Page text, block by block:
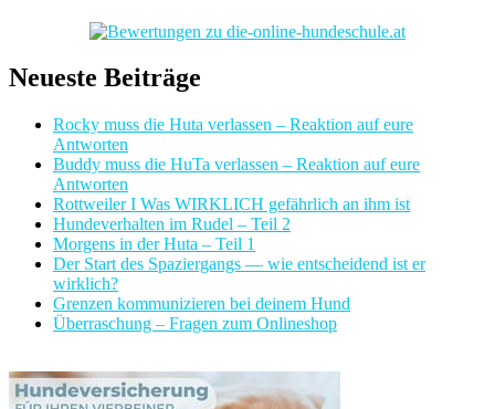
Neueste Beiträge
Rocky muss die Huta verlassen – Reaktion auf eure
Antworten
Buddy muss die HuTa verlassen – Reaktion auf eure
Antworten
Rottweiler I Was WIRKLICH gefährlich an ihm ist
Hundeverhalten im Rudel – Teil 2
Morgens in der Huta – Teil 1
Der Start des Spaziergangs — wie entscheidend ist er
wirklich?
Grenzen kommunizieren bei deinem Hund
Überraschung – Fragen zum Onlineshop